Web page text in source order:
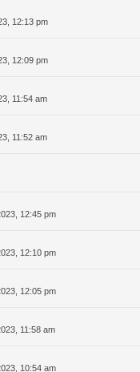
12:13 pm
12:09 pm
11:54 am
11:52 am
12:45 pm
12:10 pm
12:05 pm
11:58 am
10:54 am